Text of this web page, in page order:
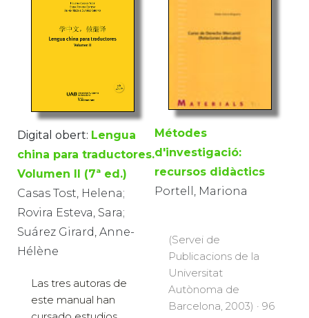
Digital obert: Lengua
china para traductores.
Volumen II (7ª ed.)
Casas Tost, Helena;
Rovira Esteva, Sara;
Suárez Girard, Anne-
Hélène
Las tres autoras de
este manual han
Métodes
d'investigació:
recursos didàctics
Portell, Mariona
(Servei de
Publicacions de la
Universitat
Autònoma de
Barcelona, 2003) · 96